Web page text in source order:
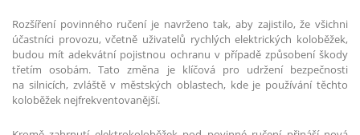
Rozšíření povinného ručení je navrženo tak, aby zajistilo, že všichni
účastníci provozu, včetně uživatelů rychlých elektrických koloběžek,
budou mít adekvátní pojistnou ochranu v případě způsobení škody
třetím osobám. Tato změna je klíčová pro udržení bezpečnosti
na silnicích, zvláště v městských oblastech, kde je používání těchto
koloběžek nejfrekventovanější.